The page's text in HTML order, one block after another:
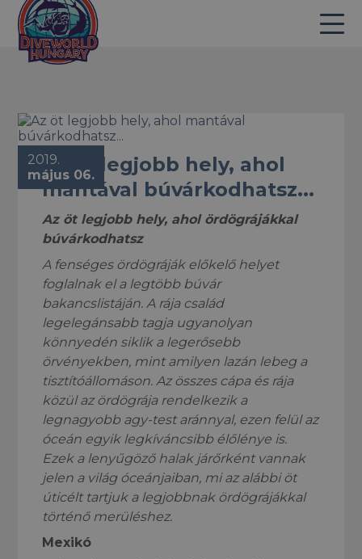
2019.
május 06.
Az öt legjobb hely, ahol
mantával búvárkodhatsz...
Az öt legjobb hely, ahol ördögrájákkal
búvárkodhatsz
A fenséges ördögráják előkelő helyet
foglalnak el a legtöbb búvár
bakancslistáján. A rája család
legelegánsabb tagja ugyanolyan
könnyedén siklik a legerősebb
örvényekben, mint amilyen lazán lebeg a
tisztítóállomáson. Az összes cápa és rája
közül az ördögrája rendelkezik a
legnagyobb agy-test aránnyal, ezen felül az
óceán egyik legkíváncsibb élőlénye is.
Ezek a lenyűgöző halak járőrként vannak
jelen a világ óceánjaiban, mi az alábbi öt
úticélt tartjuk a legjobbnak ördögrájákkal
történő merüléshez.
Mexikó